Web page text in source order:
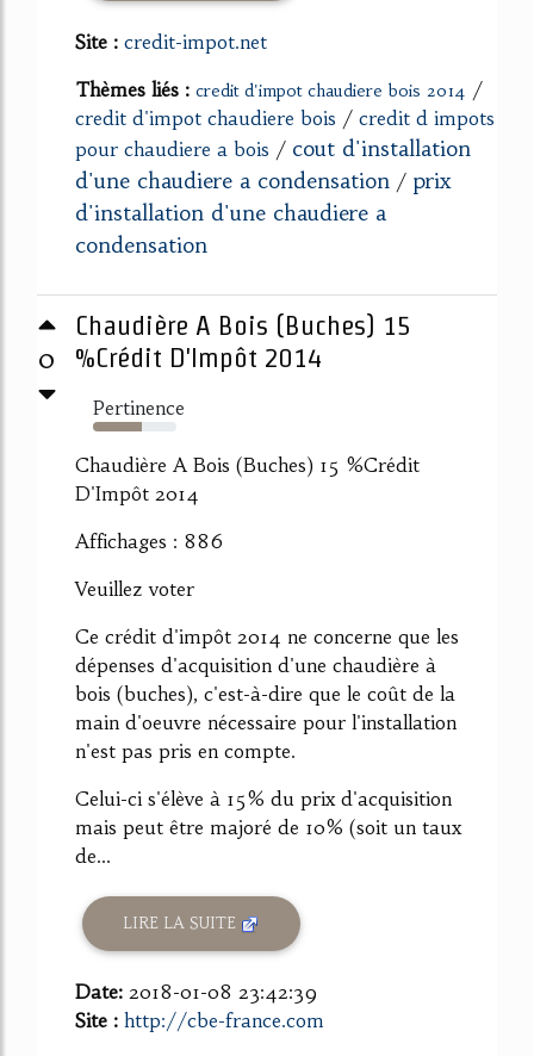
Site : credit-impot.net
Thèmes liés : credit d'impot chaudiere bois 2014 /
credit d'impot chaudiere bois / credit d impots
pour chaudiere a bois / cout d'installation
d'une chaudiere a condensation / prix
d'installation d'une chaudiere a
condensation
0
Chaudière A Bois (Buches) 15
%Crédit D'Impôt 2014
Pertinence
58%
Chaudière A Bois (Buches) 15 %Crédit
D'Impôt 2014
Affichages : 886
Veuillez voter
Ce crédit d'impôt 2014 ne concerne que les
dépenses d'acquisition d'une chaudière à
bois (buches), c'est-à-dire que le coût de la
main d'oeuvre nécessaire pour l'installation
n'est pas pris en compte.
Celui-ci s'élève à 15% du prix d'acquisition
mais peut être majoré de 10% (soit un taux
de...
LIRE LA SUITE
Date: 2018-01-08 23:42:39
Site : http://cbe-france.com